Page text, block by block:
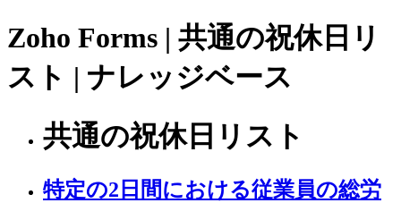
Zoho Forms | 共通の祝休日リ
スト | ナレッジベース
共通の祝休日リスト
特定の2日間における従業員の総労